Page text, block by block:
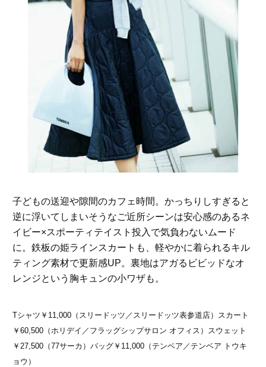
子どもの送迎や隙間のカフェ時間。かっちりしすぎると
逆に浮いてしまいそうなご近所シーンは安心感のあるネ
イビー×スポーティテイスト投入で気負わないムード
に。鉄板の姫ラインスカートも、軽やかに着られるキル
ティング素材で更新感UP。裏地はアガるビビッドなオ
レンジという胸キュンの小ワザも。
Tシャツ￥11,000（スリードッツ／スリードッツ表参道店）スカート
￥60,500（ホリデイ／フラッグシップサロン オフィス）スウェット
￥27,500（77サーカ）バッグ￥11,000（テンベア／テンベア トウキ
ョウ）